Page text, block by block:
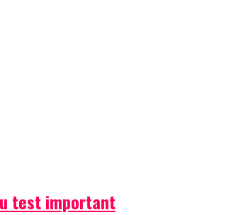
test important